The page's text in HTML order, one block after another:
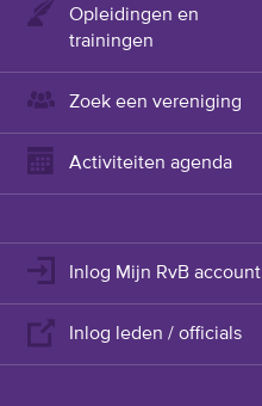
Opleidingen en
trainingen
Zoek een vereniging
Activiteiten agenda
Inlog Mijn RvB account
Inlog leden / officials